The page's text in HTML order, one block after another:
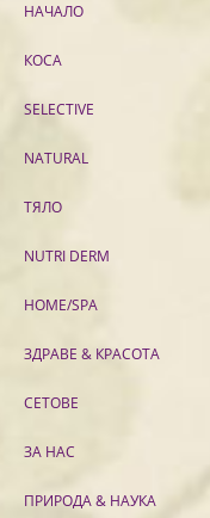
НАЧАЛО
КОСА
SELECTIVE
NATURAL
ТЯЛО
NUTRI DERM
HOME/SPA
ЗДРАВЕ & КРАСОТА
СЕТОВЕ
ЗА НАС
ПРИРОДА & НАУКА